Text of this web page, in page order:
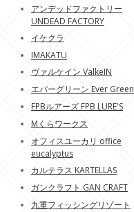
アンデッドファクトリー
UNDEAD FACTORY
イケクラ
IMAKATU
ヴァルケイン ValkeIN
エバーグリーン Ever Green
FPBルアーズ FPB LURE'S
Mくらワークス
オフィスユーカリ office
eucalyptus
カルテラス KARTELLAS
ガンクラフト GAN CRAFT
九重フィッシングリゾート